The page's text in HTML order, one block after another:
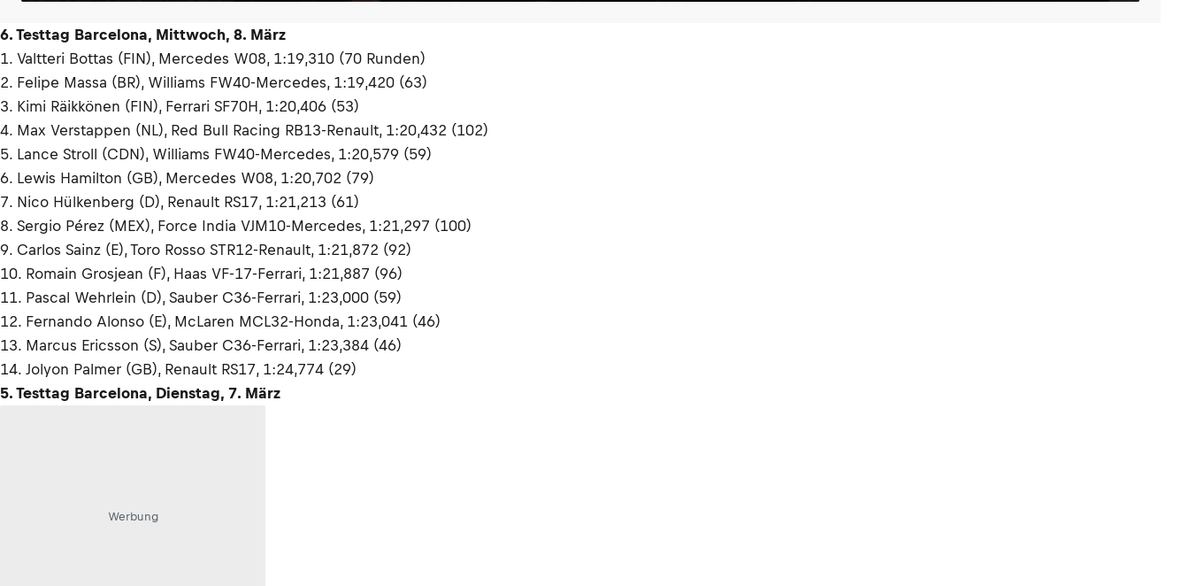
6. Testtag Barcelona, Mittwoch, 8. März
1. Valtteri Bottas (FIN), Mercedes W08, 1:19,310 (70 Runden)
2. Felipe Massa (BR), Williams FW40-Mercedes, 1:19,420 (63)
3. Kimi Räikkönen (FIN), Ferrari SF70H, 1:20,406 (53)
4. Max Verstappen (NL), Red Bull Racing RB13-Renault, 1:20,432 (102)
5. Lance Stroll (CDN), Williams FW40-Mercedes, 1:20,579 (59)
6. Lewis Hamilton (GB), Mercedes W08, 1:20,702 (79)
7. Nico Hülkenberg (D), Renault RS17, 1:21,213 (61)
8. Sergio Pérez (MEX), Force India VJM10-Mercedes, 1:21,297 (100)
9. Carlos Sainz (E), Toro Rosso STR12-Renault, 1:21,872 (92)
10. Romain Grosjean (F), Haas VF-17-Ferrari, 1:21,887 (96)
11. Pascal Wehrlein (D), Sauber C36-Ferrari, 1:23,000 (59)
12. Fernando Alonso (E), McLaren MCL32-Honda, 1:23,041 (46)
13. Marcus Ericsson (S), Sauber C36-Ferrari, 1:23,384 (46)
14. Jolyon Palmer (GB), Renault RS17, 1:24,774 (29)
5. Testtag Barcelona, Dienstag, 7. März
Werbung